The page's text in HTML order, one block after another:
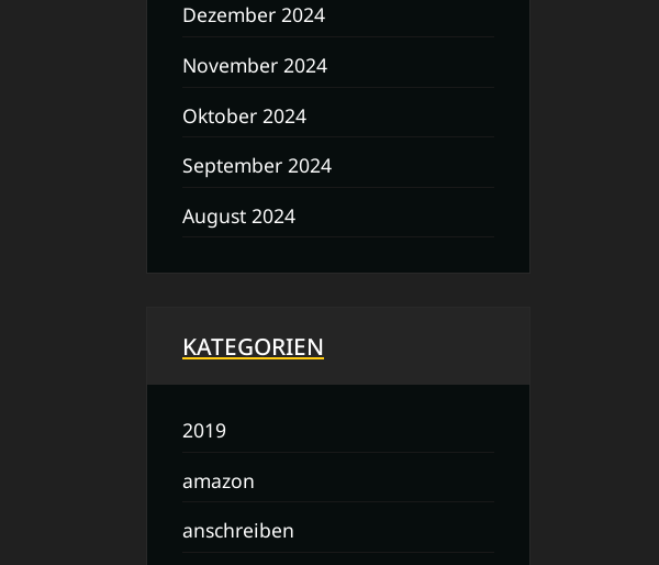
Dezember 2024
November 2024
Oktober 2024
September 2024
August 2024
KATEGORIEN
2019
amazon
anschreiben